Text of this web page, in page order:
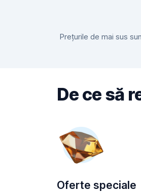
Prețurile de mai sus
De ce să
Oferte speciale